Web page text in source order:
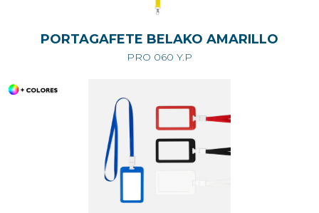
PORTAGAFETE BELAKO AMARILLO
PRO 060 Y.P